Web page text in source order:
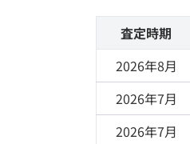
査定時期
2026年8月
2026年7月
2026年7月